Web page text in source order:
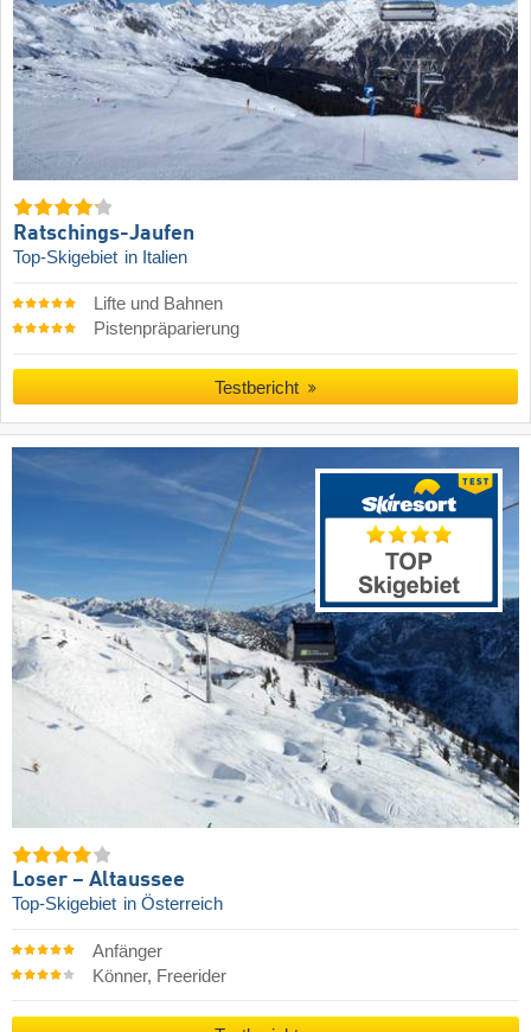
Ratschings-Jaufen
Top-Skigebiet in Italien
Lifte und Bahnen
Pistenpräparierung
Testbericht
Loser – Altaussee
Top-Skigebiet in Österreich
Anfänger
Könner, Freerider